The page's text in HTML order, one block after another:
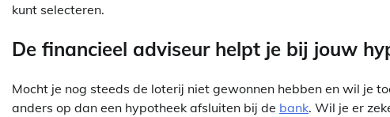
kunt selecteren.
De financieel adviseur helpt je bij jouw
Mocht je nog steeds de loterij niet gewonnen hebben en wil je
anders op dan een hypotheek afsluiten bij de bank. Wil je er